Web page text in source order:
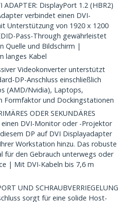
ADAPTER: DisplayPort 1.2 (HBR2)
verbindet einen DVI-
Unterstützung von 1920 x 1200
Pass-Through gewährleistet
Quelle und Bildschirm |
langes Kabel
Videokonverter unterstützt
DP-Anschluss einschließlich
(AMD/Nvidia), Laptops,
Formfaktor und Dockingstationen
ODER SEKUNDÄRES
einen DVI-Monitor oder -Projektor
DP auf DVI Displayadapter
Workstation hinzu. Das robuste
für den Gebrauch unterwegs oder
| Mit DVI-Kabeln bis 7,6 m
UND SCHRAUBVERRIEGELUNG
sorgt für eine solide Host-